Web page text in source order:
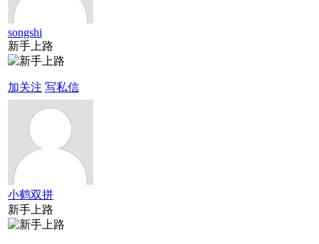
songshi
新手上路
加关注 写私信
小鹤双拼
新手上路